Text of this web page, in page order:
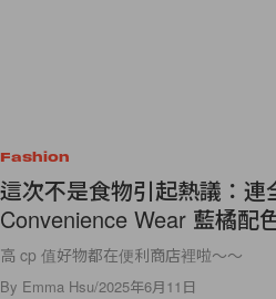
Fashion
這次不是食物引起熱議：連
Convenience Wear 藍橘配
高 cp 值好物都在便利商店裡啦～～
By Emma Hsu/2025年6月11日